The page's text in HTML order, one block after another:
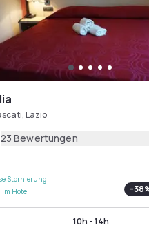
Lazio
23 Bewertungen
Stornierung
Hotel
-38
10h - 14h